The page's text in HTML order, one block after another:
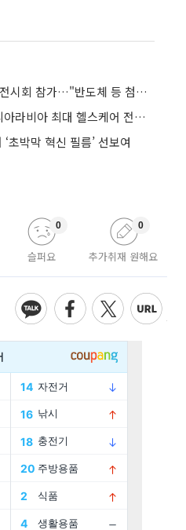
씨피시스템, 베트남 글로벌 전시회 참가…"반도체 등 첨단 공정용 핵심 케이블체인 해외 시장 확대"
KMI한국의학연구소, 사우디아라비아 최대 헬스케어 전시회 참가
초박막 혁신 필름’ 선보여
슬퍼요
0
추가취재 원해요
0